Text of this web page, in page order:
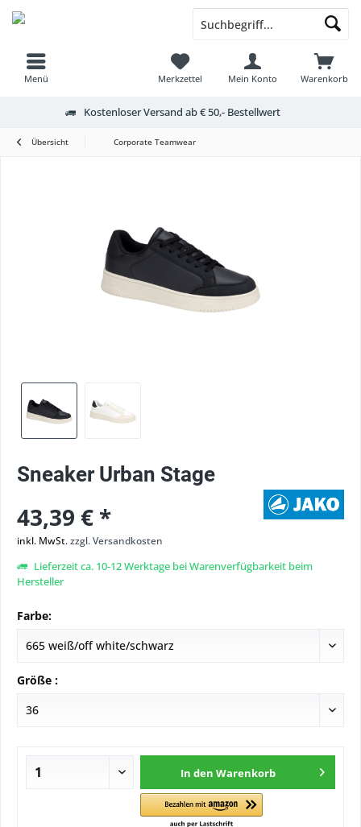
Menü Warenkorb
Merkzettel Mein Konto
Kostenloser Versand ab € 50,- Bestellwert
Übersicht Corporate Teamwear
Sneaker Urban Stage
43,39 € *
inkl. MwSt.zzgl. Versandkosten
Lieferzeit ca. 10-12 Werktage bei Warenverfügbarkeit beim
Hersteller
Farbe:
Größe :
In den Warenkorb